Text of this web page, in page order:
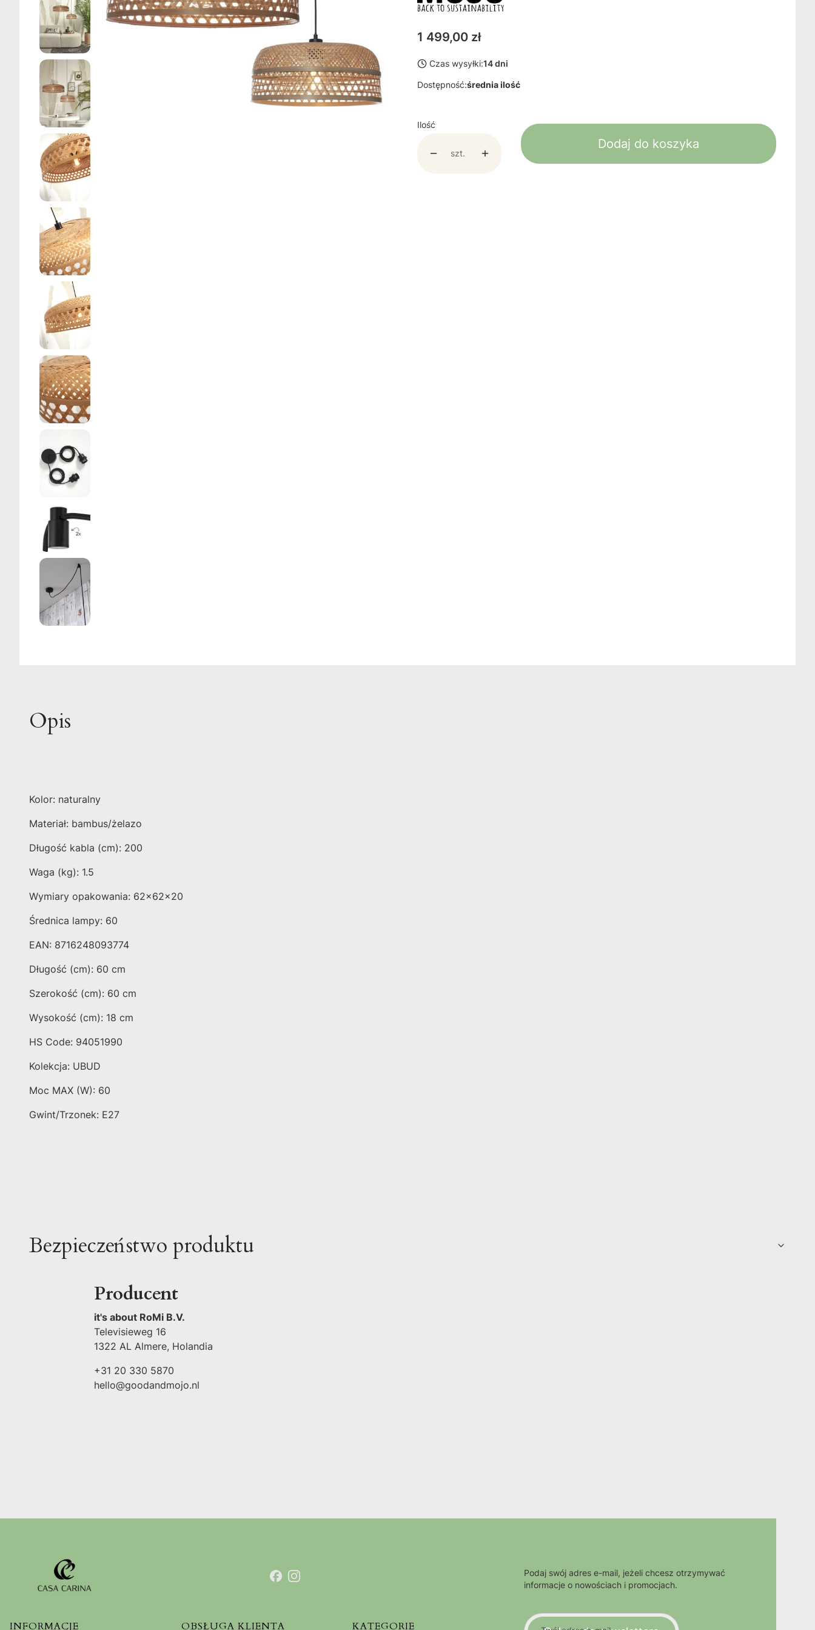
Cena
1 499,00 zł
Czas wysyłki:14 dni
Dostępność:średnia ilość
Ilość
szt.
Dodaj do koszyka
Opis
Kolor: naturalny
Materiał: bambus/żelazo
Długość kabla (cm): 200
Waga (kg): 1.5
Wymiary opakowania: 62x62x20
Średnica lampy: 60
EAN: 8716248093774
Długość (cm): 60 cm
Szerokość (cm): 60 cm
Wysokość (cm): 18 cm
HS Code: 94051990
Kolekcja: UBUD
Moc MAX (W): 60
Gwint/Trzonek: E27
Bezpieczeństwo produktu
Producent
it's about RoMi B.V.
Televisieweg 16
1322 AL Almere, Holandia
+31 20 330 5870
hello@goodandmojo.nl
INFORMACJE OBSŁUGA KLIENTA KATEGORIE
Podaj swój adres e-mail, jeżeli chcesz otrzymywać
informacje o nowościach i promocjach.